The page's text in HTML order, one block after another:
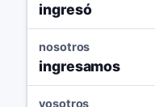
ingresó
nosotros
ingresamos
vosotros